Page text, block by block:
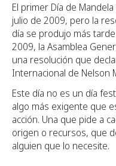
El primer Día de
julio de 2009, pero la
día se produjo más
2009, la Asamblea
una resolución que
Internacional de Nelson
Este día no es un día
algo más exigente que
acción. Una que pide a
origen o recursos, que
alguien que lo necesite.